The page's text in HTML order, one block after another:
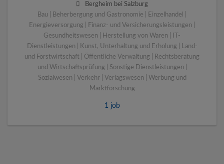
Bergheim bei Salzburg
Bau | Beherbergung und Gastronomie | Einzelhandel |
Energieversorgung | Finanz- und Versicherungsleistungen |
Gesundheitswesen | Herstellung von Waren | IT-
Dienstleistungen | Kunst, Unterhaltung und Erholung | Land-
und Forstwirtschaft | Öffentliche Verwaltung | Rechtsberatung
und Wirtschaftsprüfung | Sonstige Dienstleistungen |
Sozialwesen | Verkehr | Verlagswesen | Werbung und
Marktforschung
1 job